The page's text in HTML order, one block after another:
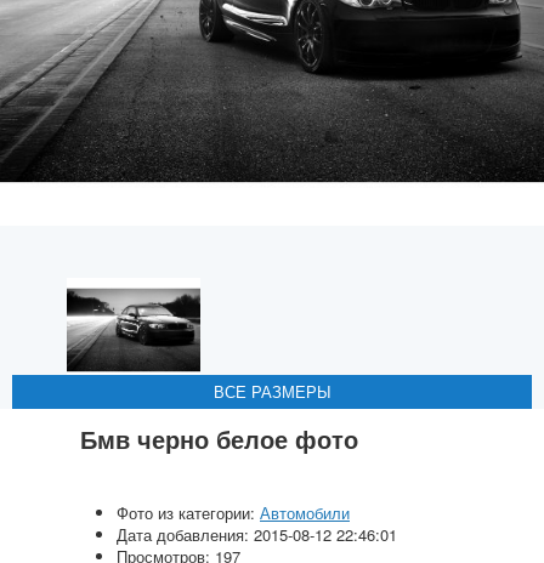
ВСЕ РАЗМЕРЫ
ВСЕ РАЗМЕРЫ
ВСЕ РАЗМЕРЫ
ВСЕ РАЗМЕРЫ
Бмв черно белое фото
Фото из категории: Автомобили
Дата добавления: 2015-08-12 22:46:01
Просмотров: 197